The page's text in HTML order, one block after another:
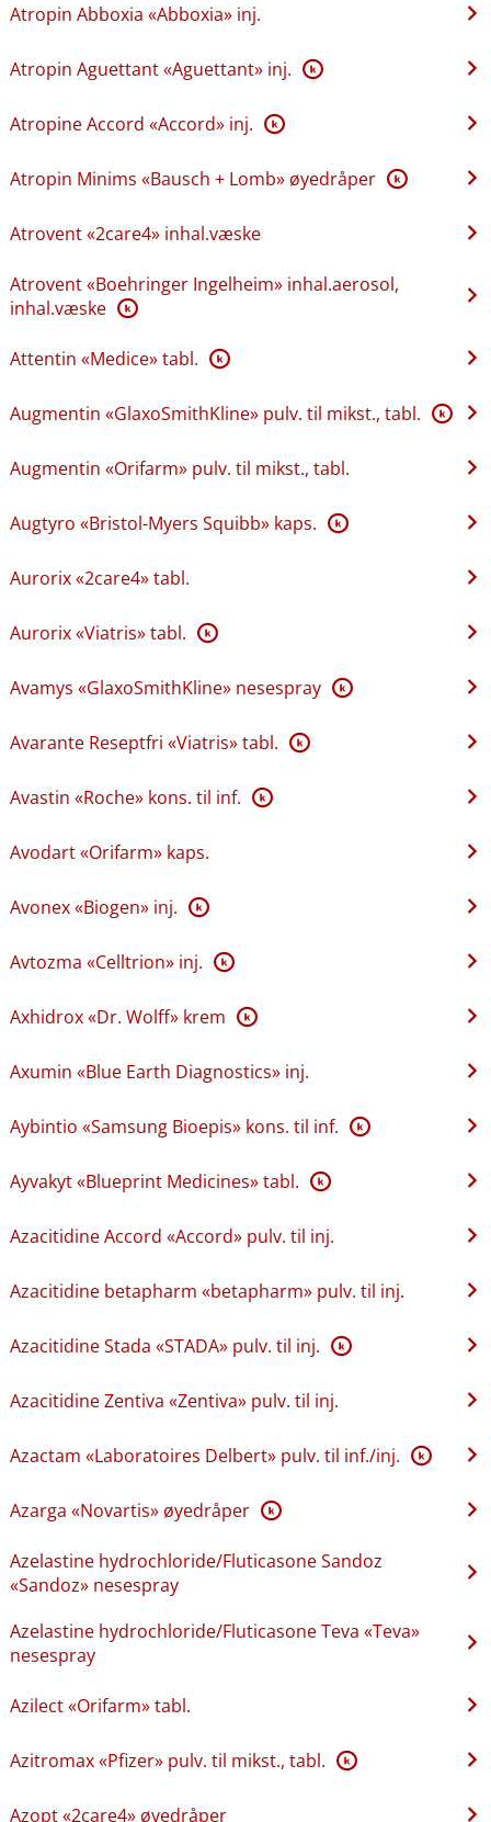
Atropin Abboxia «Abboxia» inj.
Atropin Aguettant «Aguettant» inj. K
Atropine Accord «Accord» inj. K
Atropin Minims «Bausch + Lomb» øyedråper K
Atrovent «2care4» inhal.væske
Atrovent «Boehringer Ingelheim» inhal.aerosol,
inhal.væske K
Attentin «Medice» tabl. K
Augmentin «GlaxoSmithKline» pulv. til mikst., tabl. K
Augmentin «Orifarm» pulv. til mikst., tabl.
Augtyro «Bristol-Myers Squibb» kaps. K
Aurorix «2care4» tabl.
Aurorix «Viatris» tabl. K
Avamys «GlaxoSmithKline» nesespray K
Avarante Reseptfri «Viatris» tabl. K
Avastin «Roche» kons. til inf. K
Avodart «Orifarm» kaps.
Avonex «Biogen» inj. K
Avtozma «Celltrion» inj. K
Axhidrox «Dr. Wolff» krem K
Axumin «Blue Earth Diagnostics» inj.
Aybintio «Samsung Bioepis» kons. til inf. K
Ayvakyt «Blueprint Medicines» tabl. K
Azacitidine Accord «Accord» pulv. til inj.
Azacitidine betapharm «betapharm» pulv. til inj.
Azacitidine Stada «STADA» pulv. til inj. K
Azacitidine Zentiva «Zentiva» pulv. til inj.
Azactam «Laboratoires Delbert» pulv. til inf.​/​inj. K
Azarga «Novartis» øyedråper K
Azelastine hydrochloride​/​Fluticasone Sandoz
«Sandoz» nesespray
Azelastine hydrochloride​/​Fluticasone Teva «Teva»
nesespray
Azilect «Orifarm» tabl.
Azitromax «Pfizer» pulv. til mikst., tabl. K
Azopt «2care4» øyedråper